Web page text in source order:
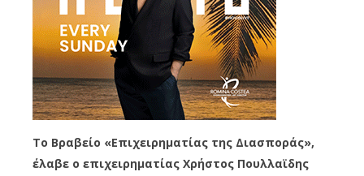
Το Βραβείο «Επιχειρηματίας της Διασποράς»,
έλαβε ο επιχειρηματίας Χρήστος Πουλλαϊδης